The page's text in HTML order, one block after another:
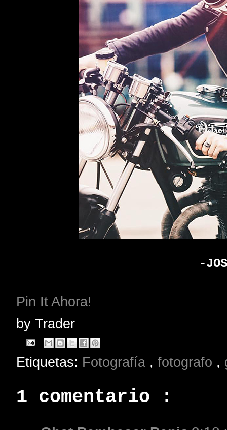
-
Pin It Ahora!
by Trader
Etiquetas: Fotografía , fotografo ,
1 comentario :